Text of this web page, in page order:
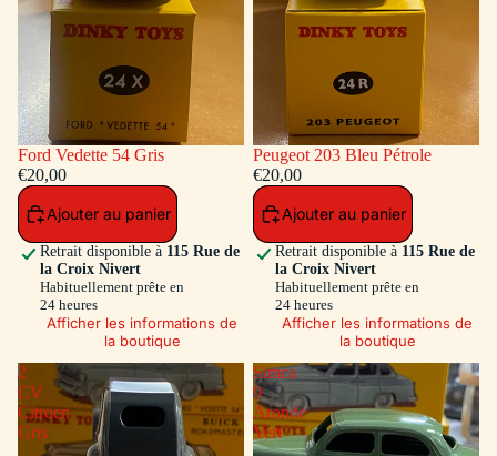
Ford Vedette 54 Gris
€20,00
Ajouter au panier
Retrait disponible à 115 Rue de
la Croix Nivert
Habituellement prête en
24 heures
Afficher les informations de
la boutique
Peugeot 203 Bleu Pétrole
€20,00
Ajouter au panier
Retrait disponible à 115 Rue de
la Croix Nivert
Habituellement prête en
24 heures
Afficher les informations de
la boutique
2
CV
Citroen
Gris
Simca
9
Aronde
Vert